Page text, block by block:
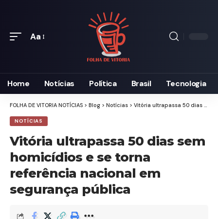
Aa
Home Notícias Política Brasil Tecnologia
FOLHA DE VITORIA NOTÍCIAS > Blog > Notícias > Vitória ultrapassa 50 dias sem homicídios e se torna referência nacional em segurança pública
NOTÍCIAS
Vitória ultrapassa 50 dias sem
homicídios e se torna
referência nacional em
segurança pública